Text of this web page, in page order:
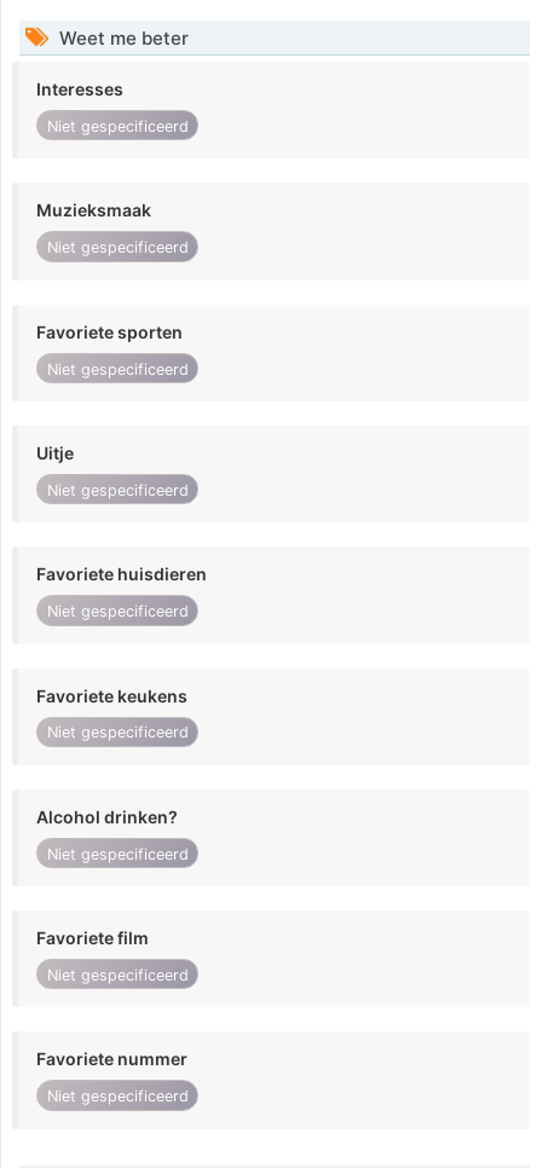
Weet me beter
Interesses
Niet gespecificeerd
Muzieksmaak
Niet gespecificeerd
Favoriete sporten
Niet gespecificeerd
Uitje
Niet gespecificeerd
Favoriete huisdieren
Niet gespecificeerd
Favoriete keukens
Niet gespecificeerd
Alcohol drinken?
Niet gespecificeerd
Favoriete film
Niet gespecificeerd
Favoriete nummer
Niet gespecificeerd